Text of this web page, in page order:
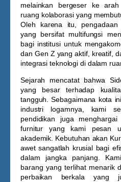
melainkan bergeser ke
ruang kolaborasi yang
Oleh karena itu, pengadaan
yang bersifat multifungsi
bagi institusi untuk
dan Gen Z yang aktif, kreatif,
integrasi teknologi di dalam
Sejarah mencatat bahwa
yang besar terhadap
tangguh. Sebagaimana kota
industri logamnya, kami
pendidikan juga
furnitur yang kami pesan
akademik. Kebutuhan akan
awet sangatlah krusial bagi
dalam jangka panjang.
barang yang terlihat menarik
perbaikan berkala yang